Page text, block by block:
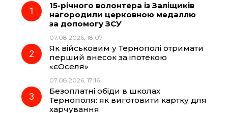
e
o
k
e
g
r
a
m
t
A
15-річного волонтера із Заліщиків
нагородили церковною медаллю
за допомогу ЗСУ
07.08.2026, 18:07
Як військовим у Тернополі отримати
перший внесок за іпотекою
«єОселя»
07.08.2026, 17:16
Безоплатні обіди в школах
Тернополя: як виготовити картку для
харчування